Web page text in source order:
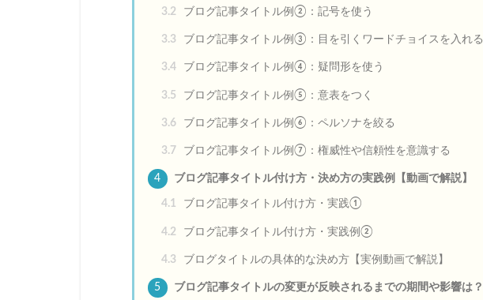
3.2 ブログ記事タイトル例②：記号を使う
3.3 ブログ記事タイトル例③：目を引くワードチョイスを入れる
3.4 ブログ記事タイトル例④：疑問形を使う
3.5 ブログ記事タイトル例⑤：意表をつく
3.6 ブログ記事タイトル例⑥：ペルソナを絞る
3.7 ブログ記事タイトル例⑦：権威性や信頼性を意識する
4 ブログ記事タイトル付け方・決め方の実践例【動画で解説】
4.1 ブログ記事タイトル付け方・実践①
4.2 ブログ記事タイトル付け方・実践例②
4.3 ブログタイトルの具体的な決め方【実例動画で解説】
5 ブログ記事タイトルの変更が反映されるまでの期間や影響は？